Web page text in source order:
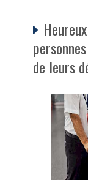
de leurs